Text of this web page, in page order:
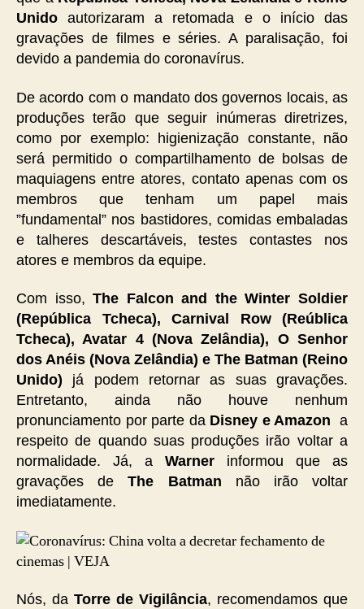
Unido autorizaram a retomada e o início das
gravações de filmes e séries. A paralisação, foi
devido a pandemia do coronavírus.
De acordo com o mandato dos governos locais, as
produções terão que seguir inúmeras diretrizes,
como por exemplo: higienização constante, não
será permitido o compartilhamento de bolsas de
maquiagens entre atores, contato apenas com os
membros que tenham um papel mais
”fundamental” nos bastidores, comidas embaladas
e talheres descartáveis, testes contastes nos
atores e membros da equipe.
Com isso,The Falcon and the Winter Soldier
(República Tcheca), Carnival Row (Reública
Tcheca), Avatar 4 (Nova Zelândia), O Senhor
dos Anéis (Nova Zelândia) e The Batman (Reino
Unido) já podem retornar as suas gravações.
Entretanto, ainda não houve nenhum
pronunciamento por parte daDisney e Amazon a
respeito de quando suas produções irão voltar a
normalidade. Já, a Warner informou que as
gravações deThe Batman não irão voltar
imediatamente.
Nós, da Torre de Vigilância, recomendamos que